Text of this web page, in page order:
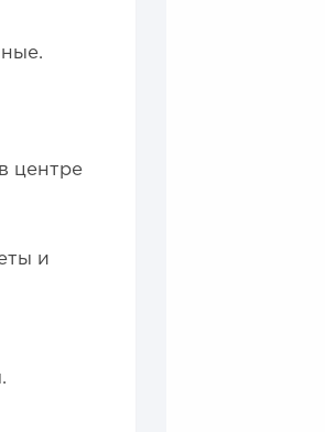
центре
и